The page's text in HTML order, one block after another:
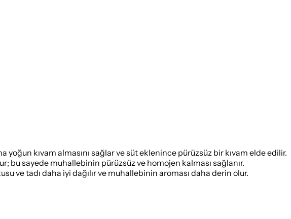
kıvam almasını sağlar ve süt eklenince pürüzsüz bir kıvam elde edilir.
bu sayede muhallebinin pürüzsüz ve homojen kalması sağlanır.
ve tadı daha iyi dağılır ve muhallebinin aroması daha derin olur.